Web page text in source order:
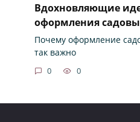
Вдохновляющие
оформления
Почему оформление
так важно
0 0